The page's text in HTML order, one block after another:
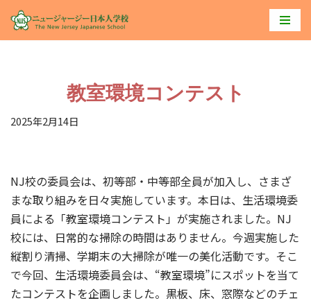
コ
ッ
プ
教室環境コンテスト
2025年2月14日
NJ校の委員会は、初等部・中等部全員が加入し、さまざ
まな取り組みを日々実施しています。本日は、生活環境委
員による「教室環境コンテスト」が実施されました。NJ
校には、日常的な掃除の時間はありません。今週実施した
縦割り清掃、学期末の大掃除が唯一の美化活動です。そこ
で今回、生活環境委員会は、“教室環境”にスポットを当て
たコンテストを企画しました。黒板、床、窓際などのチェ